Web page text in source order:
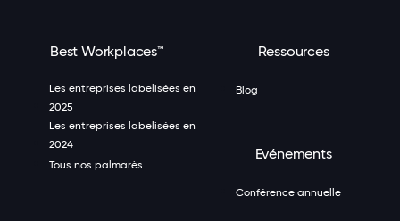
Best Workplaces™
Les entreprises labelisées en
2025
Les entreprises labelisées en
2024
Tous nos palmarès
Ressources
Blog
Evénements
Conférence annuelle